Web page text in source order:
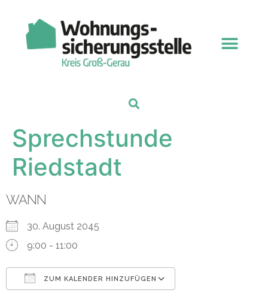
Sprechstunde
Riedstadt
WANN
30. August 2045
9:00 - 11:00
ZUM KALENDER HINZUFÜGEN